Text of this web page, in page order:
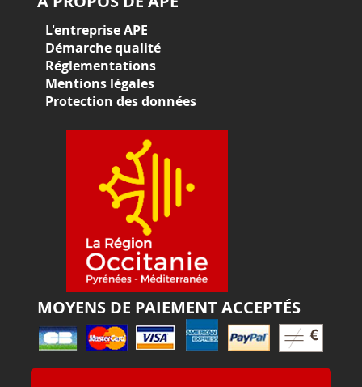
L'entreprise APE
Démarche qualité
Réglementations
Mentions légales
Protection des données
MOYENS DE PAIEMENT ACCEPTÉS